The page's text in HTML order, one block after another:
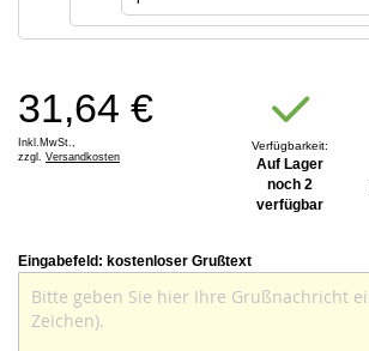
31,64 €
Inkl.MwSt.,
zzgl. Versandkosten
Verfügbarkeit:
Auf Lager
noch 2
verfügbar
Eingabefeld: kostenloser Grußtext